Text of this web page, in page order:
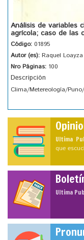
Análisis de variables
agrícola; caso de las
Código: 01895
Autor (es): Raquel
Nro Páginas: 100
Descripción
Clima/Metereología/
Ultima
que
Ultima